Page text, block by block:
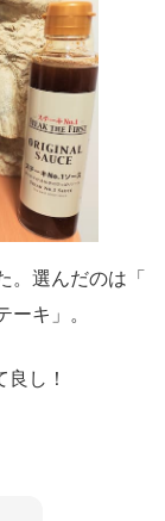
。選んだのは「
ーキ」。
し！